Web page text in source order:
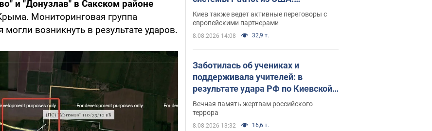
и "Донузлав" в Сакском районе
Мониторинговая группа
могли возникнуть в результате ударов.
Зеленский раскрыл подробности
Киев также ведет активные переговоры с
европейскими партнерами
8.08.2026 14:08 32,9 т.
Заботилась об учениках и
поддерживала учителей: в
результате удара РФ по Киевской
области погибли директор
киевского лицея, её муж и внук
Вечная память жертвам российского
террора
8.08.2026 13:32 16,6 т.